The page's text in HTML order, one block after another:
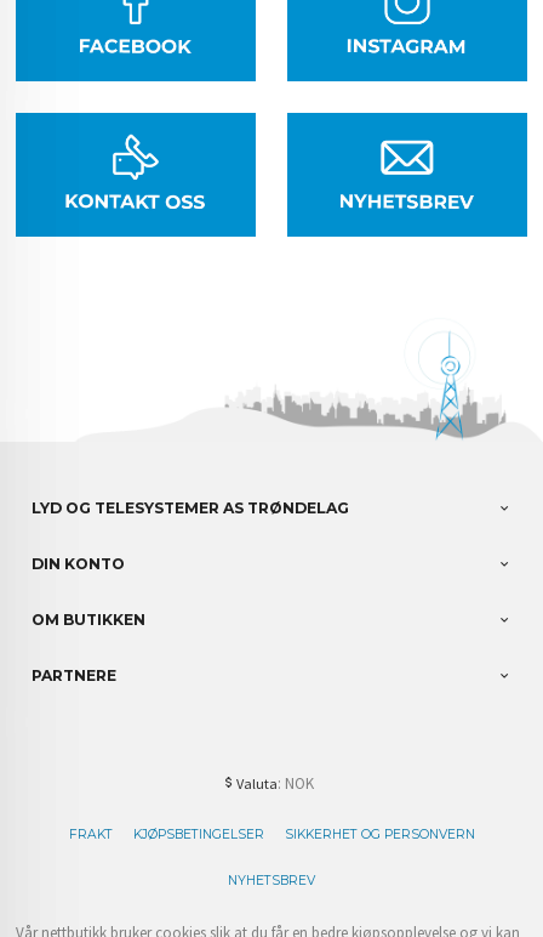
LYD OG TELESYSTEMER AS TRØNDELAG
DIN KONTO
OM BUTIKKEN
PARTNERE
Valuta: NOK
FRAKT KJØPSBETINGELSER SIKKERHET OG PERSONVERN
NYHETSBREV
Vår nettbutikk bruker cookies slik at du får en bedre kjøpsopplevelse og vi kan